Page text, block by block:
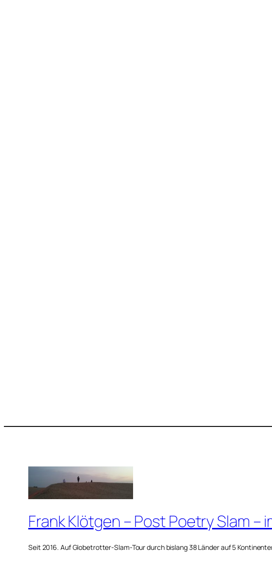
Frank Klötgen – Post Poetry Slam
Seit 2016. Auf Globetrotter-Slam-Tour durch bislang 38 Länder auf 5